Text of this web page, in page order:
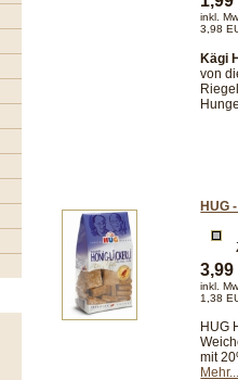
inkl.
3,98
Kägi
von
HUG
3,99
inkl.
1,38
HUG
mit